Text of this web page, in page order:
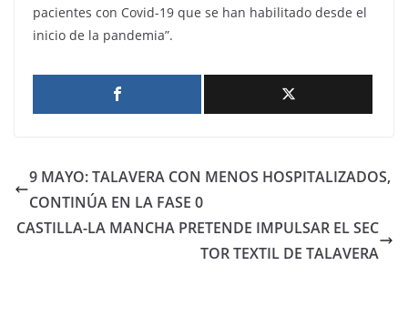
pacientes con Covid-19 que se han habilitado desde el
inicio de la pandemia”.
9 MAYO: TALAVERA CON MENOS HOSPITALIZADOS,
CONTINÚA EN LA FASE 0
CASTILLA-LA MANCHA PRETENDE IMPULSAR EL SEC
TOR TEXTIL DE TALAVERA